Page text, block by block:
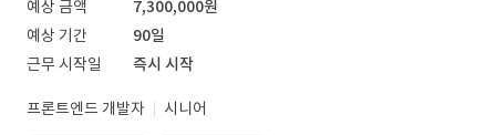
예상 금액
7,300,000원
예상 기간
90일
근무 시작일
즉시 시작
프론트엔드 개발자 시니어